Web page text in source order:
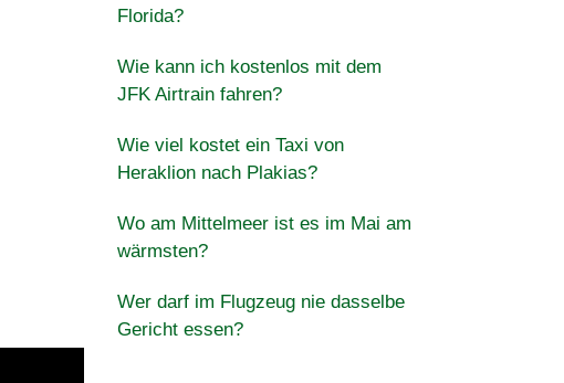
Florida?
Wie kann ich kostenlos mit dem
JFK Airtrain fahren?
Wie viel kostet ein Taxi von
Heraklion nach Plakias?
Wo am Mittelmeer ist es im Mai am
wärmsten?
Wer darf im Flugzeug nie dasselbe
Gericht essen?